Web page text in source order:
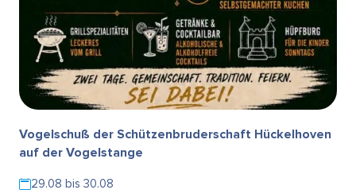
Vogelschuß der Schützenbruderschaft Hückelhoven
auf der Vogelstange
29.08 bis 30.08